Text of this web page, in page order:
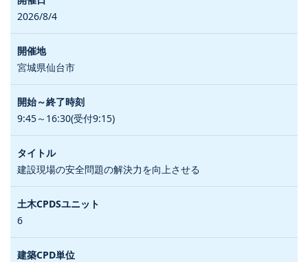
2026/8/4
宮城県仙台市
9:45～16:30(受付9:15)
建設現場の安全問題の解決力を向上させる
6